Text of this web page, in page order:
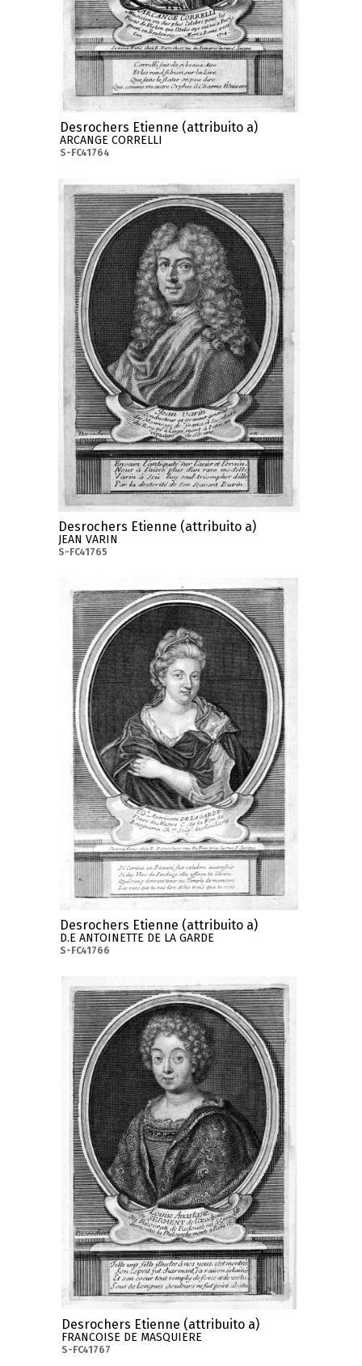
Desrochers Etienne (attribuito a)
ARCANGE CORRELLI
S-FC41764
Desrochers Etienne (attribuito a)
JEAN VARIN
S-FC41765
Desrochers Etienne (attribuito a)
D.E ANTOINETTE DE LA GARDE
S-FC41766
Desrochers Etienne (attribuito a)
FRANCOISE DE MASQUIERE
S-FC41767